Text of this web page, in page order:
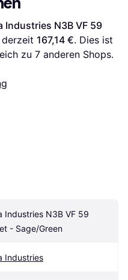
Industries N3B VF 59
167,14 €. Dies ist
zu 7 anderen Shops.
Industries N3B VF 59
- Sage/Green
Industries